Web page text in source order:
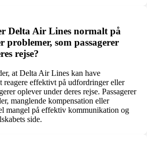
Delta Air Lines normalt på
problemer, som passagerer
rejse?
at Delta Air Lines kan have
reagere effektivt på udfordringer eller
oplever under deres rejse. Passagerer
manglende kompensation eller
mangel på effektiv kommunikation og
side.